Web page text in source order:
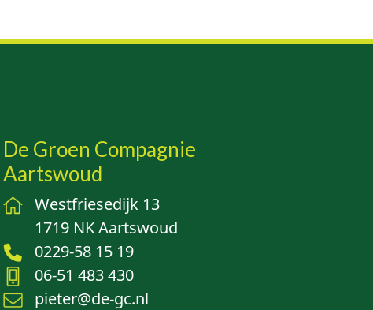
De Groen Compagnie
Aartswoud
Westfriesedijk 13
1719 NK Aartswoud
0229-58 15 19
06-51 483 430
pieter@de-gc.nl